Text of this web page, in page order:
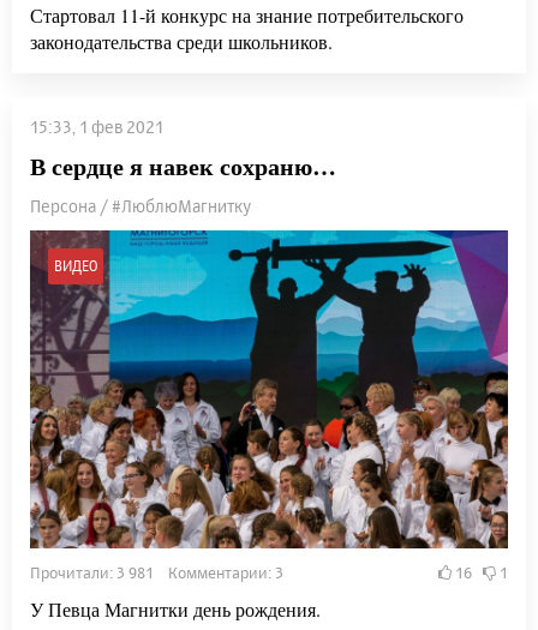
Стартовал 11-й конкурс на знание потребительского
законодательства среди школьников.
15:33, 1 фев 2021
В сердце я навек сохраню…
Персона / #ЛюблюМагнитку
ВИДЕО
Прочитали: 3 981 Комментарии: 3 16 1
У Певца Магнитки день рождения.